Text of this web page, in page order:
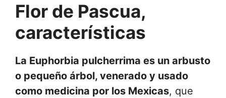
Flor de Pascua,
características
La Euphorbia pulcherrima es un arbusto
o pequeño árbol, venerado y usado
como medicina por los Mexicas, que